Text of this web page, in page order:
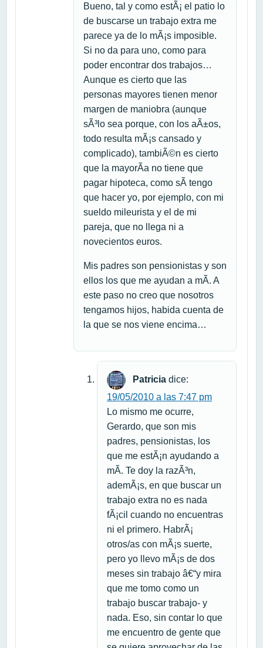
Bueno, tal y como estÃ¡ el patio lo
de buscarse un trabajo extra me
parece ya de lo mÃ¡s imposible.
Si no da para uno, como para
poder encontrar dos trabajos…
Aunque es cierto que las
personas mayores tienen menor
margen de maniobra (aunque
sÃ³lo sea porque, con los aÃ±os,
todo resulta mÃ¡s cansado y
complicado), tambiÃ©n es cierto
que la mayorÃ­a no tiene que
pagar hipoteca, como sÃ­ tengo
que hacer yo, por ejemplo, con mi
sueldo mileurista y el de mi
pareja, que no llega ni a
novecientos euros.
Mis padres son pensionistas y son
ellos los que me ayudan a mÃ­. A
este paso no creo que nosotros
tengamos hijos, habida cuenta de
la que se nos viene encima…
Patricia dice:
19/05/2010 a las 7:47 pm
Lo mismo me ocurre,
Gerardo, que son mis
padres, pensionistas, los
que me estÃ¡n ayudando a
mÃ­. Te doy la razÃ³n,
ademÃ¡s, en que buscar un
trabajo extra no es nada
fÃ¡cil cuando no encuentras
ni el primero. HabrÃ¡
otros/as con mÃ¡s suerte,
pero yo llevo mÃ¡s de dos
meses sin trabajo â€“y mira
que me tomo como un
trabajo buscar trabajo- y
nada. Eso, sin contar lo que
me encuentro de gente que